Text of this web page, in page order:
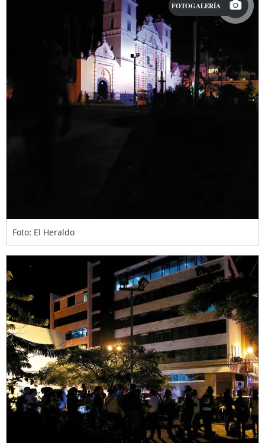
FOTOGALERÍA
Foto: El Heraldo